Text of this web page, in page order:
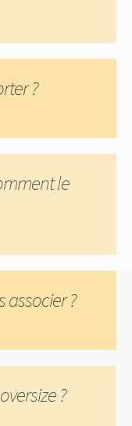
?
le
associer ?
?